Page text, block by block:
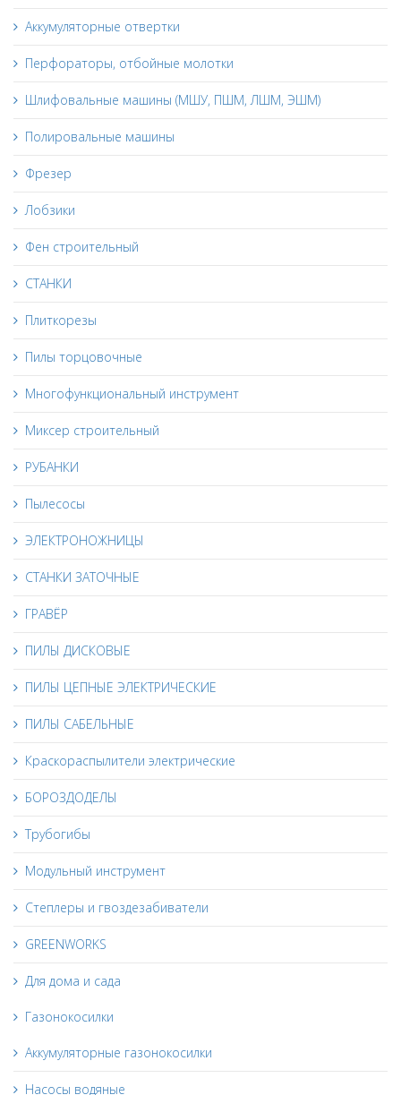
Аккумуляторные отвертки
Перфораторы, отбойные молотки
Шлифовальные машины (МШУ, ПШМ, ЛШМ, ЭШМ)
Полировальные машины
Фрезер
Лобзики
Фен строительный
СТАНКИ
Плиткорезы
Пилы торцовочные
Многофункциональный инструмент
Миксер строительный
РУБАНКИ
Пылесосы
ЭЛЕКТРОНОЖНИЦЫ
СТАНКИ ЗАТОЧНЫЕ
ГРАВЁР
ПИЛЫ ДИСКОВЫЕ
ПИЛЫ ЦЕПНЫЕ ЭЛЕКТРИЧЕСКИЕ
ПИЛЫ САБЕЛЬНЫЕ
Краскораспылители электрические
БОРОЗДОДЕЛЫ
Трубогибы
Модульный инструмент
Степлеры и гвоздезабиватели
GREENWORKS
Для дома и сада
Газонокосилки
Аккумуляторные газонокосилки
Насосы водяные